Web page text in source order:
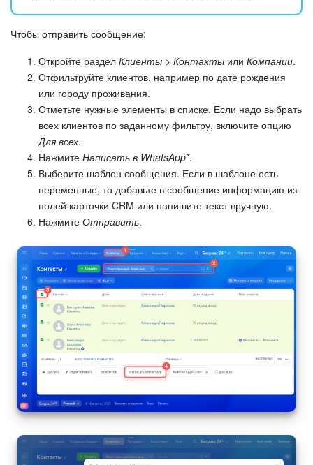
Чтобы отправить сообщение:
Откройте раздел Клиенты > Контакты или Компании.
Отфильтруйте клиентов, например по дате рождения
или городу проживания.
Отметьте нужные элементы в списке. Если надо выбрать
всех клиентов по заданному фильтру, включите опцию
Для всех.
Нажмите Написать в WhatsApp*.
Выберите шаблон сообщения. Если в шаблоне есть
переменные, то добавьте в сообщение информацию из
полей карточки CRM или напишите текст вручную.
Нажмите Отправить.